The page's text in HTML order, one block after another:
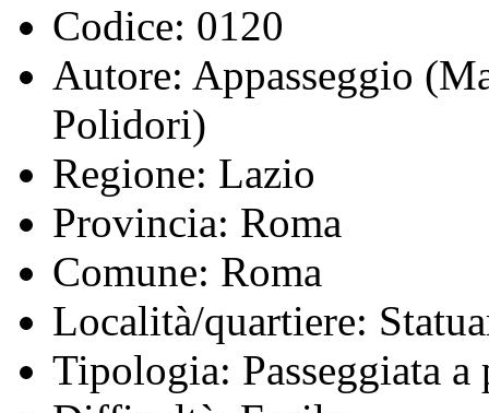
Codice: 0120
Autore: Appasseggio
Polidori)
Regione: Lazio
Provincia: Roma
Comune: Roma
Località/quartiere:
Tipologia: Passeggiata